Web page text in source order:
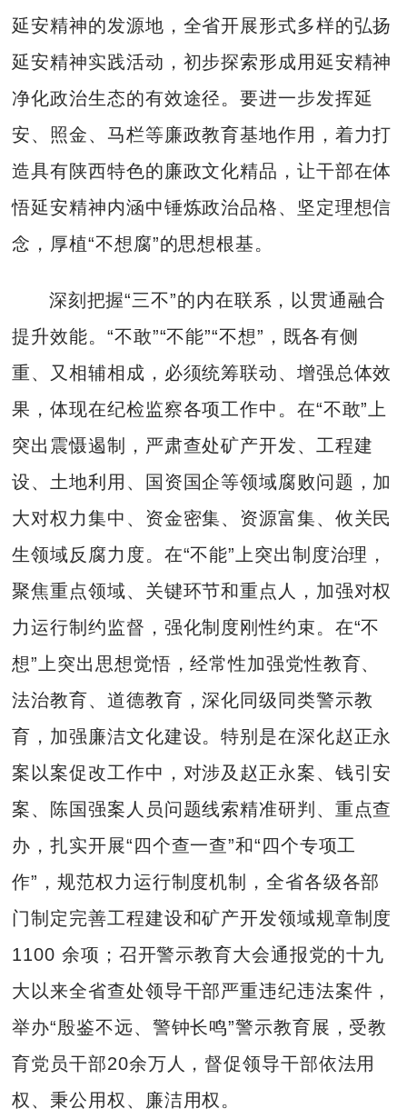
延安精神的发源地，全省开展形式多样的弘扬
延安精神实践活动，初步探索形成用延安精神
净化政治生态的有效途径。要进一步发挥延
安、照金、马栏等廉政教育基地作用，着力打
造具有陕西特色的廉政文化精品，让干部在体
悟延安精神内涵中锤炼政治品格、坚定理想信
念，厚植“不想腐”的思想根基。
深刻把握“三不”的内在联系，以贯通融合
提升效能。“不敢”“不能”“不想”，既各有侧
重、又相辅相成，必须统筹联动、增强总体效
果，体现在纪检监察各项工作中。在“不敢”上
突出震慑遏制，严肃查处矿产开发、工程建
设、土地利用、国资国企等领域腐败问题，加
大对权力集中、资金密集、资源富集、攸关民
生领域反腐力度。在“不能”上突出制度治理，
聚焦重点领域、关键环节和重点人，加强对权
力运行制约监督，强化制度刚性约束。在“不
想”上突出思想觉悟，经常性加强党性教育、
法治教育、道德教育，深化同级同类警示教
育，加强廉洁文化建设。特别是在深化赵正永
案以案促改工作中，对涉及赵正永案、钱引安
案、陈国强案人员问题线索精准研判、重点查
办，扎实开展“四个查一查”和“四个专项工
作”，规范权力运行制度机制，全省各级各部
门制定完善工程建设和矿产开发领域规章制度
1100 余项；召开警示教育大会通报党的十九
大以来全省查处领导干部严重违纪违法案件，
举办“殷鉴不远、警钟长鸣”警示教育展，受教
育党员干部20余万人，督促领导干部依法用
权、秉公用权、廉洁用权。